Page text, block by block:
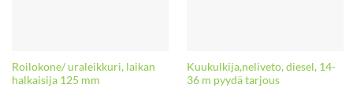
Roilokone/ uraleikkuri, laikan
halkaisija 125 mm
Kuukulkija,neliveto, diesel, 14-
36 m pyydä tarjous